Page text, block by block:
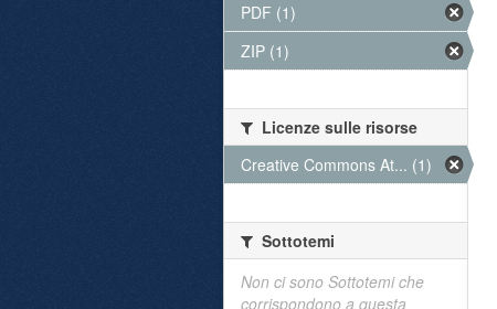
PDF (1)
ZIP (1)
Licenze sulle risorse
Creative Commons At... (1)
Sottotemi
Non ci sono Sottotemi che
corrispondono a questa